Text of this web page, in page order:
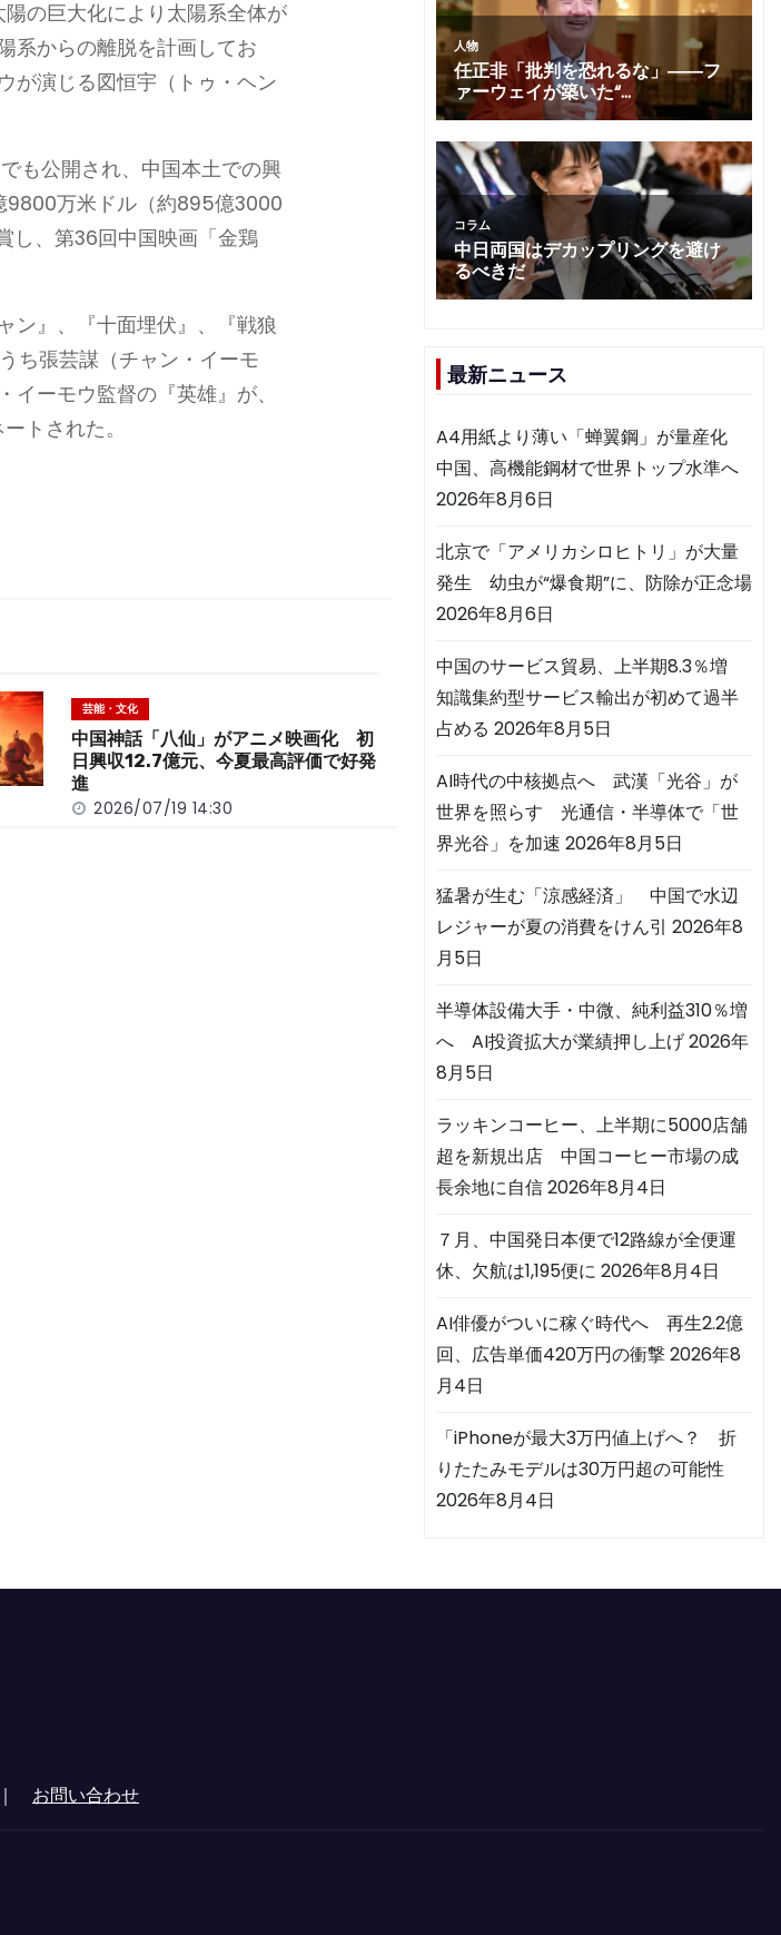
の巨大化により太陽系全体が
系からの離脱を計画してお
が演じる図恒宇（トゥ・ヘン
も公開され、中国本土での興
万米ドル（約895億3000
し、第36回中国映画「金鶏
ン』、『十面埋伏』、『戦狼
ち張芸謀（チャン・イーモ
ーモウ監督の『英雄』が、
トされた。
芸能・文化
中国神話「八仙」がアニメ映画化 初
日興収12.7億元、今夏最高評価で好発
進
2026/07/19 14:30
最新ニュース
A4用紙より薄い「蝉翼鋼」が量産化
中国、高機能鋼材で世界トップ水準へ
2026年8月6日
北京で「アメリカシロヒトリ」が大量
発生 幼虫が“爆食期”に、防除が正念場
2026年8月6日
中国のサービス貿易、上半期8.3％増
知識集約型サービス輸出が初めて過半
占める 2026年8月5日
AI時代の中核拠点へ 武漢「光谷」が
世界を照らす 光通信・半導体で「世
界光谷」を加速 2026年8月5日
猛暑が生む「涼感経済」 中国で水辺
レジャーが夏の消費をけん引 2026年8
月5日
半導体設備大手・中微、純利益310％増
へ AI投資拡大が業績押し上げ2026年
8月5日
ラッキンコーヒー、上半期に5000店舗
超を新規出店 中国コーヒー市場の成
長余地に自信2026年8月4日
７月、中国発日本便で12路線が全便運
休、欠航は1,195便に 2026年8月4日
AI俳優がついに稼ぐ時代へ 再生2.2億
回、広告単価420万円の衝撃2026年8
月4日
「iPhoneが最大3万円値上げへ？ 折
りたたみモデルは30万円超の可能性
2026年8月4日
お問い合わせ